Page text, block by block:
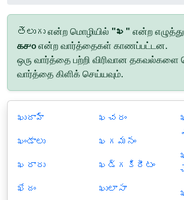
తెలుగు என்ற மொழியில் "ఖ" என்ற
௧௪௦என்ற வார்த்தைகள் காணப்பட்டன.
ஒரு வார்த்தை பற்றி விரிவான தகவல்களை
வார்த்தை கிளிக் செய்யவும்.
ఖుదాహ్
ఖండాలు
ఖరారు
ఖేదం
ఖచరం
ఖగమనం
ఖడ్గకిరీటం
ఖులాసా